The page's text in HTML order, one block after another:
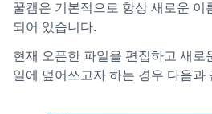
꿀캠은 기본적으로 항상 새로운 이
되어 있습니다.
현재 오픈한 파일을 편집하고 새로
일에 덮어쓰고자 하는 경우 다음과